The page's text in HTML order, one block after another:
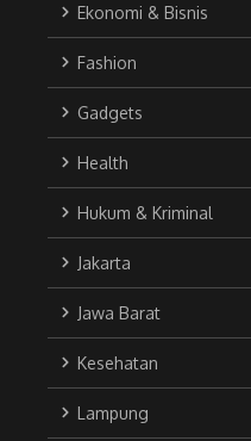
Ekonomi & Bisnis
Fashion
Gadgets
Health
Hukum & Kriminal
Jakarta
Jawa Barat
Kesehatan
Lampung